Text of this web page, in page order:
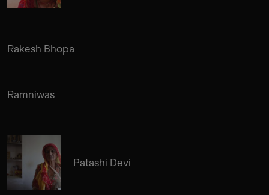
Rakesh Bhopa
Ramniwas
Patashi Devi